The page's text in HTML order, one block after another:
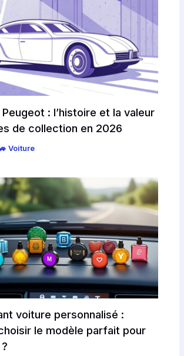
: l’histoire et la valeur
de collection en 2026
Voiture
voiture personnalisé :
le modèle parfait pour